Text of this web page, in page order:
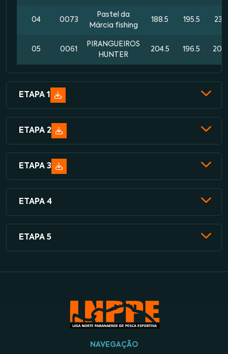
04 0073
Pastel da
Márcia fishing
188.5 195.5
05 0061
PIRANGUEIROS
HUNTER
204.5 196.5
ETAPA 1
ETAPA 2
ETAPA 3
ETAPA 4
ETAPA 5
NAVEGAÇÃO